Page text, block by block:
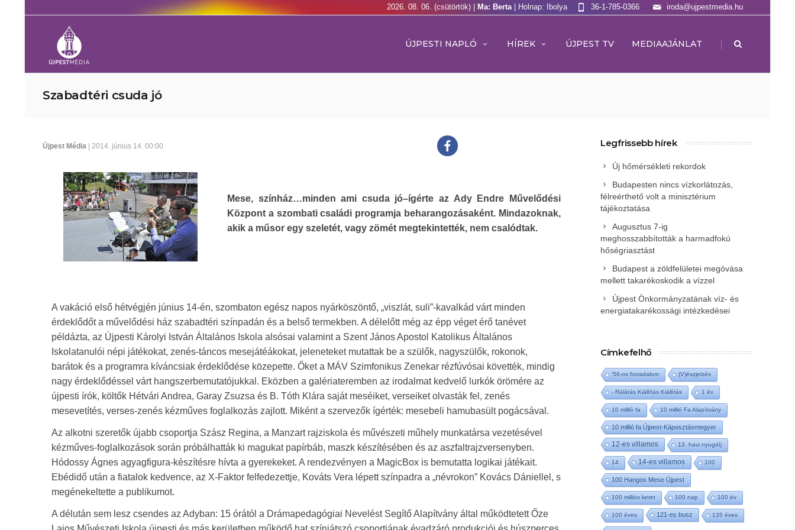
2026. 08. 06. (csütörtök) | Ma: Berta | Holnap: Ibolya iroda@ujpestmedia.hu
36-1-785-0366
ÚJPESTI NAPLÓ HÍREK ÚJPEST TV MEDIAAJÁNLAT |
Szabadtéri csuda jó
Újpest Média | 2014. június 14. 00:00
Mese, színház…minden ami csuda jó–ígérte az Ady Endre Művelődési
Központ a szombati családi programja beharangozásaként. Mindazoknak,
akik a műsor egy szeletét, vagy zömét megtekintették, nem csalódtak.
A vakáció első hétvégjén június 14-én, szombaton egész napos nyárköszöntő, „viszlát, suli”-kavalkád várt minden
érdeklődőt a művelődési ház szabadtéri színpadán és a belső termekben. A délelőtt még az épp véget érő tanévet
példázta, az Újpesti Károlyi István Általános Iskola alsósai valamint a Szent János Apostol Katolikus Általános
Iskolatanulói népi játékokat, zenés-táncos mesejátéákokat, jeleneteket mutattak be a szülők, nagyszülők, rokonok,
barátok és a programra kíváncsiak érdeklődése közepette. Őket a MÁV Szimfonikus Zenekar rézfúvósai követték, mindig
nagy érdeklődéssel várt hangszerbemutatójukkal. Eközben a galériateremben az irodalmat kedvelő lurkók örömére az
újpesti írók, költők Hétvári Andrea, Garay Zsuzsa és B. Tóth Klára saját meséiket, verseiket olvasták fel, zenés
mesevetítés, verses-zenés kézműves foglalkozás zajlott. Miként a szervezők ígérték: mesebeli hamubasült pogácsával.
Az alkotni szeretők újabb csoportja Szász Regina, a Manzart rajziskola és művészeti műhely munkatársa vezetésével
kézműves-foglalkozások során próbálhatták ki magukat papírbáb, maszk készítésében és az aszfaltrajzversenyben.
Hódossy Ágnes agyagfigura-készítésre hívta a gyerekeket. A rendezvényen a MagicBox is bemutatta logikai játékait.
Ebédidő után a fiatalok kedvence, az X-Faktor felfedezettje, Kováts Vera lépett színpadra a „névrokon” Kovács Dániellel, s
megénekeltette a publikumot.
A délután sem lesz csendes az Adyban: 15 órától a Drámapedagógiai Nevelést Segítő Alapítvány által működtetett Őze
Legfrissebb hírek
Új hőmérsékleti rekordok
Budapesten nincs vízkorlátozás,
félreérthető volt a minisztérium
tájékoztatása
Augusztus 7-ig
meghosszabbították a harmadfokú
hőségriasztást
Budapest a zöldfelületei megóvása
mellett takarékoskodik a vízzel
Újpest Önkormányzatának víz- és
energiatakarékossági intézkedései
Címkefelhő
'56-os forradalom (V)észjelzés
- Rálátás Kiállítás Kiállítás 1 év
10 millió fa 10 millió Fa Alapítvány
10 millió fa Újpest-Káposztásmegyer
12-es villamos 13. havi nyugdíj
14 14-es villamos 100
100 Hangos Mese Újpest
100 milliós keret 100 nap 100 év
100 éves 121-es busz 135 éves